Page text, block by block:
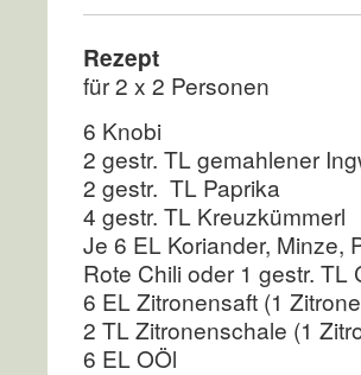
Rezept
für 2 x 2 Personen
6 Knobi
2 gestr. TL gemahlener
2 gestr. TL Paprika
4 gestr. TL Kreuzkümmerl
Je 6 EL Koriander, Minze,
Rote Chili oder 1 gestr. TL
6 EL Zitronensaft (1
2 TL Zitronenschale (1
6 EL OÖl